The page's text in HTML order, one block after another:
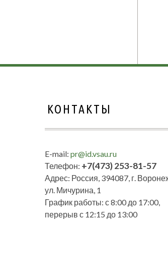
КОНТАКТЫ
E-mail: pr@id.vsau.ru
Телефон: +7(473) 253-81-57
Адрес: Россия, 394087, г.
ул. Мичурина, 1
График работы: с 8:00 до 17:00,
перерыв с 12:15 до 13:00